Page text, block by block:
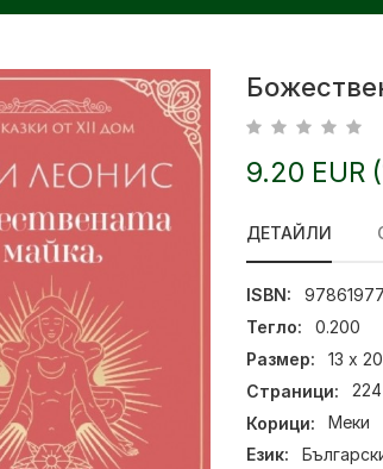
9.20 EUR
ДЕТАЙЛИ
ISBN:
Тегло:
0.200
Размер:
13 х
Страници:
224
Корици:
Меки
Език: